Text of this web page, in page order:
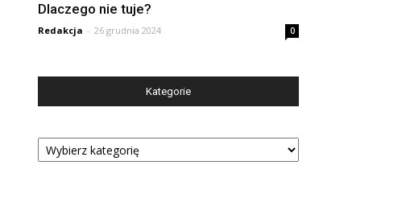
Dlaczego nie tuje?
Redakcja - 26 grudnia 2024 0
Kategorie
Kategorie